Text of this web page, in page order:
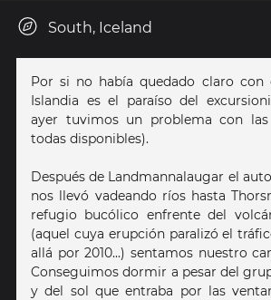
South, Iceland
Por si no había quedado claro con
Islandia es el paraíso del
ayer tuvimos un problema con
todas disponibles).
Después de Landmannalaugar el
nos llevó vadeando ríos hasta
refugio bucólico enfrente del
(aquel cuya erupción paralizó el
allá por 2010...) sentamos nuestro
Conseguimos dormir a pesar del
y del sol que entraba por las